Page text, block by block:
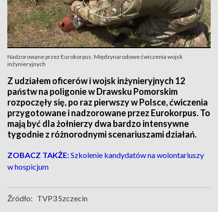
Nadzorowane przez Eurokorpus. Międzynarodowe ćwiczenia wojsk
inżynieryjnych
Z udziałem oficerów i wojsk inżynieryjnych 12
państw na poligonie w Drawsku Pomorskim
rozpoczęły się, po raz pierwszy w Polsce, ćwiczenia
przygotowane i nadzorowane przez Eurokorpus. To
mają być dla żołnierzy dwa bardzo intensywne
tygodnie z różnorodnymi scenariuszami działań.
ZOBACZ TAKŻE:Szkolenie kandydatów na wolontariuszy
w hospicjum
Źródło: TVP3 Szczecin